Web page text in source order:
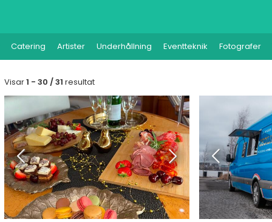
Catering Artister Underhållning Eventteknik Fotografer
Visar1 - 30 / 31 resultat